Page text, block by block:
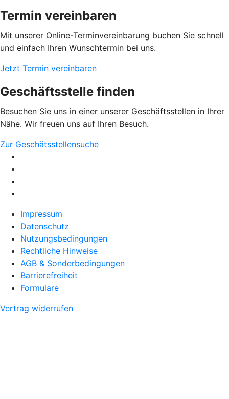
Termin vereinbaren
Mit unserer Online-Terminvereinbarung buchen Sie schnell
und einfach Ihren Wunschtermin bei uns.
Jetzt Termin vereinbaren
Geschäftsstelle finden
Besuchen Sie uns in einer unserer Geschäftsstellen in Ihrer
Nähe. Wir freuen uns auf Ihren Besuch.
Zur Geschätsstellensuche
Impressum
Datenschutz
Nutzungsbedingungen
Rechtliche Hinweise
AGB & Sonderbedingungen
Barrierefreiheit
Formulare
Vertrag widerrufen